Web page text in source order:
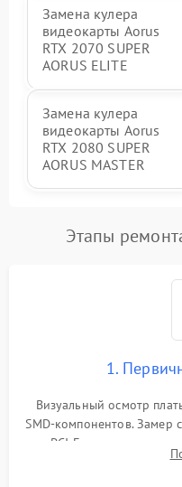
Замена кулера
видеокарты Aorus
RTX 2070 SUPER
AORUS ELITE
Замена кулера
видеокарты Aorus
RTX 2080 SUPER
AORUS MASTER
Этапы
1.
Визуальный осмотр
SMD-компонентов. Замер
PCI-E и
короткое замыкание